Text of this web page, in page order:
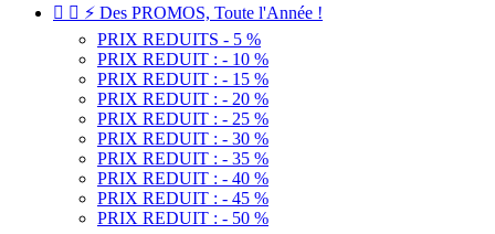
  ⚡ Des PROMOS, Toute l'Année !
PRIX REDUITS - 5 %
PRIX REDUIT : - 10 %
PRIX REDUIT : - 15 %
PRIX REDUIT : - 20 %
PRIX REDUIT : - 25 %
PRIX REDUIT : - 30 %
PRIX REDUIT : - 35 %
PRIX REDUIT : - 40 %
PRIX REDUIT : - 45 %
PRIX REDUIT : - 50 %